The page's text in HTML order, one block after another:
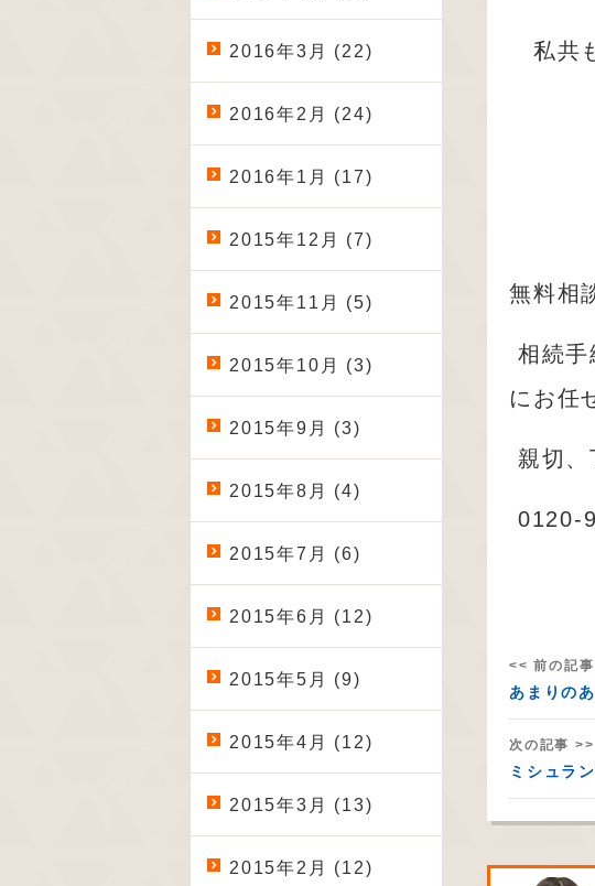
私共
無料相
相続手
にお任
親切、
0120-
<< 前の記事
あまり
次の記事 >>
ミシュ
2016年3月 (22)
2016年2月 (24)
2016年1月 (17)
2015年12月 (7)
2015年11月 (5)
2015年10月 (3)
2015年9月 (3)
2015年8月 (4)
2015年7月 (6)
2015年6月 (12)
2015年5月 (9)
2015年4月 (12)
2015年3月 (13)
2015年2月 (12)